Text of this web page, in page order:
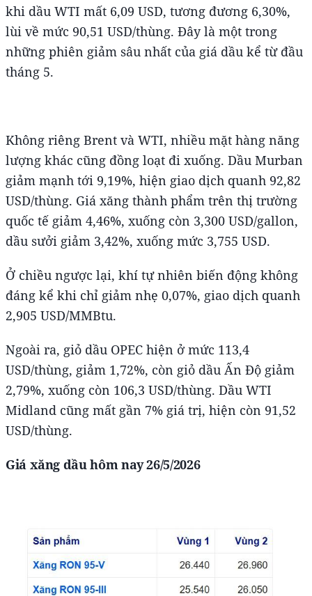
khi dầu WTI mất 6,09 USD, tương đương 6,30%,
lùi về mức 90,51 USD/thùng. Đây là một trong
những phiên giảm sâu nhất của giá dầu kể từ đầu
tháng 5.
Không riêng Brent và WTI, nhiều mặt hàng năng
lượng khác cũng đồng loạt đi xuống. Dầu Murban
giảm mạnh tới 9,19%, hiện giao dịch quanh 92,82
USD/thùng. Giá xăng thành phẩm trên thị trường
quốc tế giảm 4,46%, xuống còn 3,300 USD/gallon,
dầu sưởi giảm 3,42%, xuống mức 3,755 USD.
Ở chiều ngược lại, khí tự nhiên biến động không
đáng kể khi chỉ giảm nhẹ 0,07%, giao dịch quanh
2,905 USD/MMBtu.
Ngoài ra, giỏ dầu OPEC hiện ở mức 113,4
USD/thùng, giảm 1,72%, còn giỏ dầu Ấn Độ giảm
2,79%, xuống còn 106,3 USD/thùng. Dầu WTI
Midland cũng mất gần 7% giá trị, hiện còn 91,52
USD/thùng.
Giá xăng dầu hôm nay 26/5/2026